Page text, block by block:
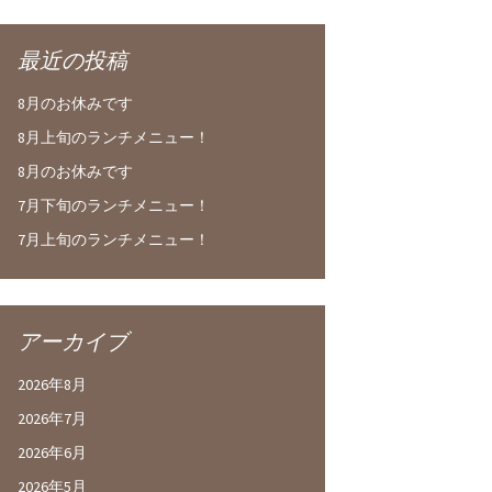
最近の投稿
8月のお休みです
8月上旬のランチメニュー！
8月のお休みです
7月下旬のランチメニュー！
7月上旬のランチメニュー！
アーカイブ
2026年8月
2026年7月
2026年6月
2026年5月